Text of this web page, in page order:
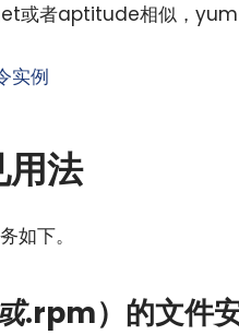
或者aptitude相似，yum
实例
法
如下。
.rpm）的文件